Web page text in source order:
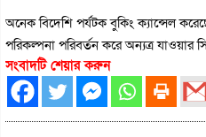
অনেক বিদেশি পর্যটক বুকিং ক্যান্সেল
পরিকল্পনা পরিবর্তন করে অন্যত্র যাওয়ার
সংবাদটি শেয়ার করুন